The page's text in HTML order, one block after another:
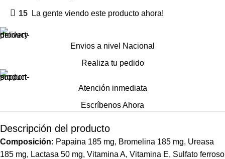
15 La gente viendo este producto ahora!
Envios a nivel Nacional
Realiza tu pedido
Atención inmediata
Escríbenos Ahora
Descripción del producto
Composición: Papaina 185 mg, Bromelina 185 mg, Ureasa
185 mg, Lactasa 50 mg, Vitamina A, Vitamina E, Sulfato ferroso